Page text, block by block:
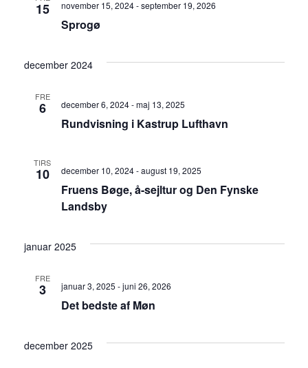
15
Sprogø
november 15, 2024-september 19, 2026
december 2024
FRE
6
Rundvisning i Kastrup Lufthavn
december 6, 2024-maj 13, 2025
TIRS
10
Fruens Bøge, å-sejltur og Den Fynske
Landsby
december 10, 2024-august 19, 2025
januar 2025
FRE
3
Det bedste af Møn
januar 3, 2025 -juni 26, 2026
december 2025